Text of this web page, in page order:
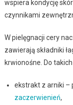
wspiera kondycję
czynnikami
W pielęgnacji cery
zawierają składniki
krwionośne. Do
ekstrakt z arniki –
zaczerwienień,